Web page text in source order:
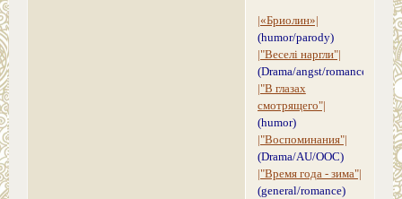
|«Бриолин»|
(humor/parody)
|"Веселі наргли"|
(Drama/angst/romance)
|"В глазах
смотрящего"|
(humor)
|"Воспоминания"|
(Drama/AU/OOC)
|"Время года - зима"|
(general/romance)